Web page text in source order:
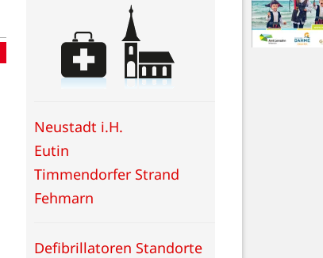
Neustadt i.H.
Eutin
Timmendorfer Strand
Fehmarn
Defibrillatoren Standorte